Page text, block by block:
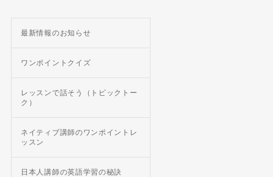
最新情報のお知らせ
ワンポイントクイズ
レッスンで話そう（トピックトー
ク）
ネイティブ講師のワンポイントレ
ッスン
日本人講師の英語学習の秘訣